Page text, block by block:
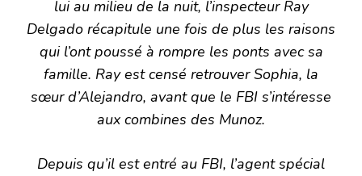
lui au milieu de la nuit, l’inspecteur Ray
Delgado récapitule une fois de plus les raisons
qui l’ont poussé à rompre les ponts avec sa
famille. Ray est censé retrouver Sophia, la
sœur d’Alejandro, avant que le FBI s’intéresse
aux combines des Munoz.
Depuis qu’il est entré au FBI, l’agent spécial